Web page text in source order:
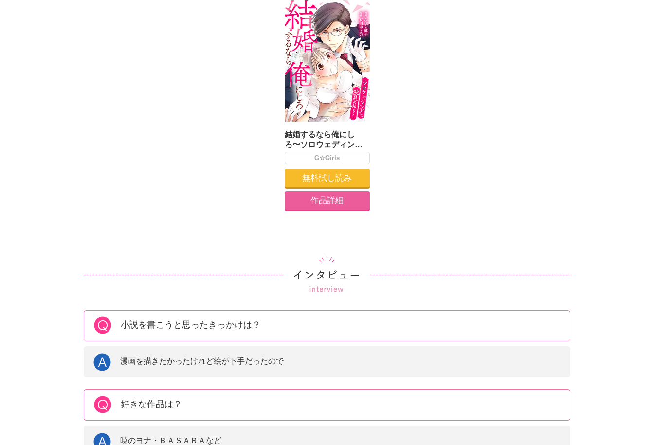
結婚するなら俺にし
ろ〜ソロウェディング
は波乱の始まり〜
G☆Girls
無料試し読み
作品詳細
小説を書こうと思ったきっかけは？
漫画を描きたかったけれど絵が下手だったので
好きな作品は？
暁のヨナ・ＢＡＳＡＲＡなど